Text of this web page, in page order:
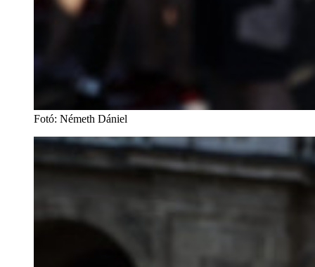
Fotó: Németh Dániel